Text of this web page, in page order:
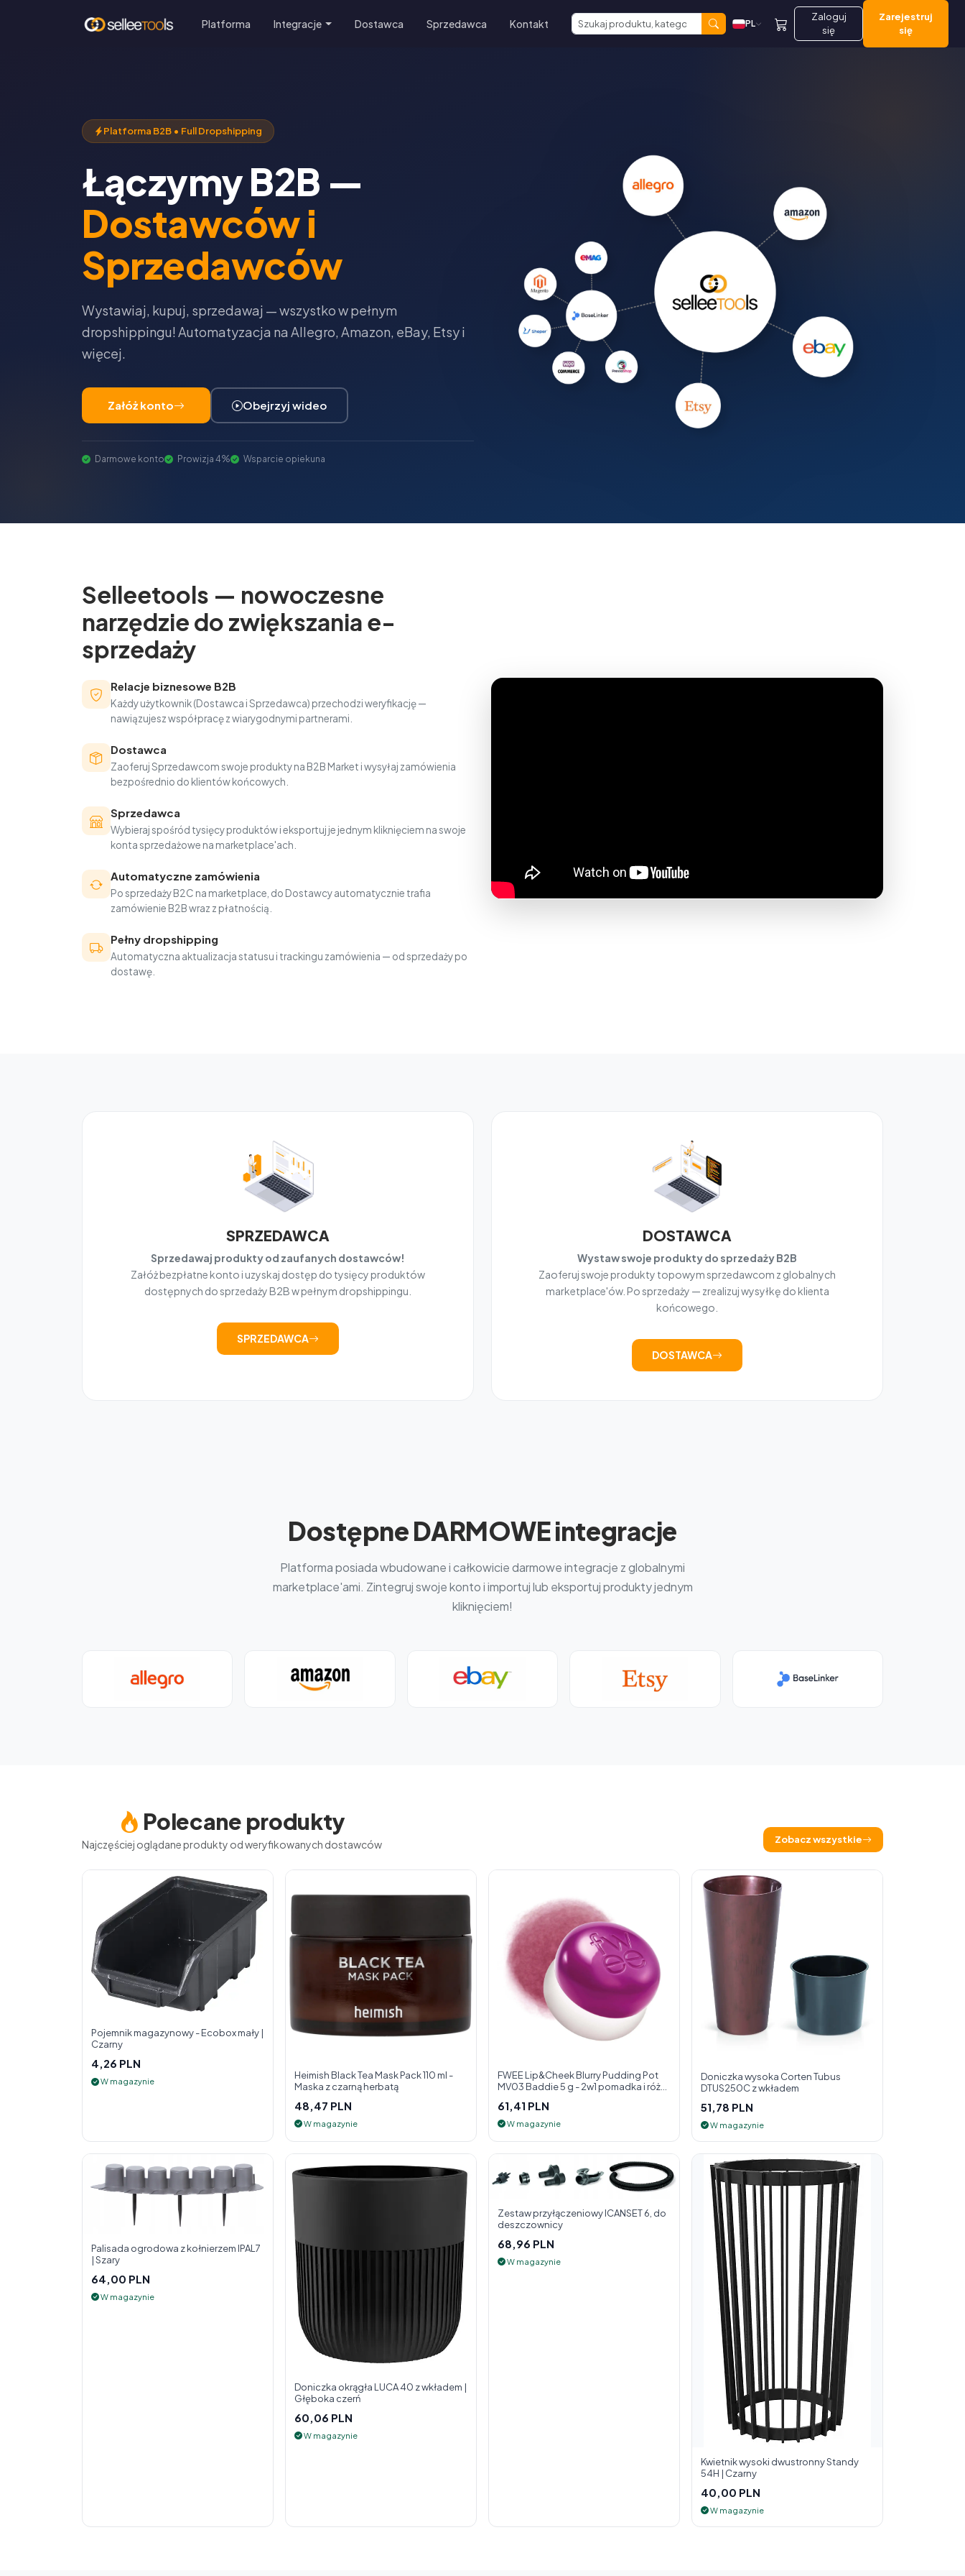
Platforma Integracje Dostawca Sprzedawca Kontakt PL
Zaloguj
się
Zarejestruj
się
Platforma B2B • Full Dropshipping
Łączymy B2B —
Dostawców i
Sprzedawców
Wystawiaj, kupuj, sprzedawaj — wszystko w pełnym
dropshippingu! Automatyzacja na Allegro, Amazon, eBay, Etsy i
więcej.
Załóż konto Obejrzyj wideo
Darmowe konto Prowizja 4% Wsparcie opiekuna
Selleetools — nowoczesne
narzędzie do zwiększania e-
sprzedaży
Relacje biznesowe B2B
Każdy użytkownik (Dostawca i Sprzedawca) przechodzi weryfikację —
nawiązujesz współpracę z wiarygodnymi partnerami.
Dostawca
Zaoferuj Sprzedawcom swoje produkty na B2B Market i wysyłaj zamówienia
bezpośrednio do klientów końcowych.
Sprzedawca
Wybieraj spośród tysięcy produktów i eksportuj je jednym kliknięciem na swoje
konta sprzedażowe na marketplace'ach.
Automatyczne zamówienia
Po sprzedaży B2C na marketplace, do Dostawcy automatycznie trafia
zamówienie B2B wraz z płatnością.
Pełny dropshipping
Automatyczna aktualizacja statusu i trackingu zamówienia — od sprzedaży po
dostawę.
SPRZEDAWCA
Sprzedawaj produkty od zaufanych dostawców!
Załóż bezpłatne konto i uzyskaj dostęp do tysięcy produktów
dostępnych do sprzedaży B2B w pełnym dropshippingu.
SPRZEDAWCA
DOSTAWCA
Wystaw swoje produkty do sprzedaży B2B
Zaoferuj swoje produkty topowym sprzedawcom z globalnych
marketplace'ów. Po sprzedaży — zrealizuj wysyłkę do klienta
końcowego.
DOSTAWCA
Dostępne DARMOWE integracje
Platforma posiada wbudowane i całkowicie darmowe integracje z globalnymi
marketplace'ami. Zintegruj swoje konto i importuj lub eksportuj produkty jednym
kliknięciem!
Polecane produkty
Najczęściej oglądane produkty od weryfikowanych dostawców Zobacz wszystkie
Pojemnik magazynowy - Ecobox mały |
Czarny
4,26 PLN
W magazynie
Heimish Black Tea Mask Pack 110 ml -
Maska z czarną herbatą
48,47 PLN
W magazynie
FWEE Lip&Cheek Blurry Pudding Pot
MV03 Baddie 5 g - 2w1 pomadka i róż
61,41 PLN
W magazynie
Doniczka wysoka Corten Tubus
DTUS250C z wkładem
51,78 PLN
W magazynie
Palisada ogrodowa z kołnierzem IPAL7
| Szary
64,00 PLN
W magazynie
Doniczka okrągła LUCA 40 z wkładem |
Głęboka czerń
60,06 PLN
W magazynie
Zestaw przyłączeniowy ICANSET 6, do
deszczownicy
68,96 PLN
W magazynie
Kwietnik wysoki dwustronny Standy
54H | Czarny
40,00 PLN
W magazynie